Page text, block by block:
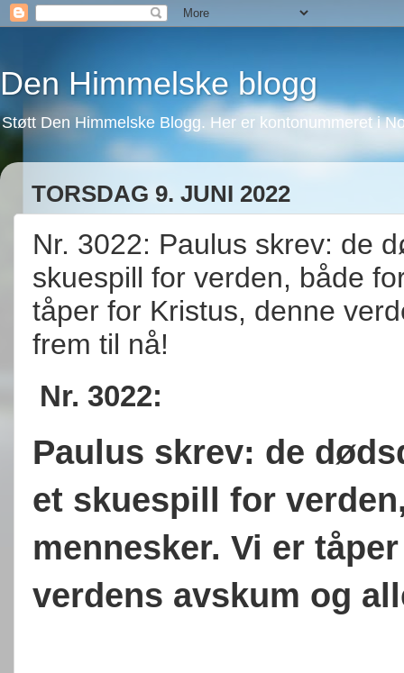
Den Himmelske blogg
Støtt Den Himmelske Blogg. Her er kontonummeret i
TORSDAG 9. JUNI 2022
Nr. 3022: Paulus skrev: de
skuespill for verden, både
tåper for Kristus, denne
frem til nå!
Nr. 3022:
Paulus skrev: de
et skuespill for
mennesker. Vi er
verdens avskum og